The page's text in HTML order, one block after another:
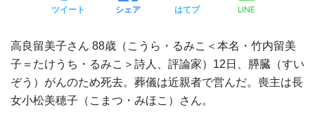
ツイート シェア はてブ LINE
高良留美子さん 88歳（こうら・るみこ＜本名・竹内留美
子＝たけうち・るみこ＞詩人、評論家）12日、膵臓（すい
ぞう）がんのため死去。葬儀は近親者で営んだ。喪主は長
女小松美穂子（こまつ・みほこ）さん。